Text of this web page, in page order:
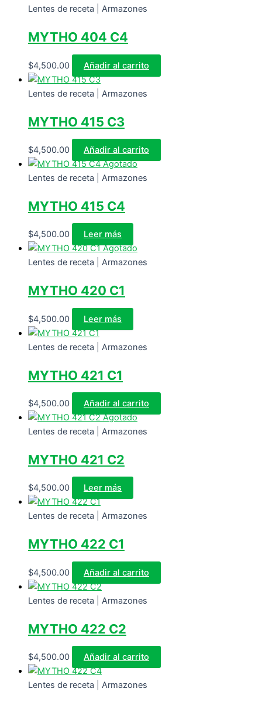
Lentes de receta | Armazones
MYTHO 404 C4
$4,500.00 Añadir al carrito
Lentes de receta | Armazones
MYTHO 415 C3
$4,500.00
Añadir al carrito
Agotado
Lentes de receta | Armazones
MYTHO 415 C4
$4,500.00
Leer más
Agotado
Lentes de receta | Armazones
MYTHO 420 C1
$4,500.00 Leer más
Lentes de receta | Armazones
MYTHO 421 C1
$4,500.00
Añadir al carrito
Agotado
Lentes de receta | Armazones
MYTHO 421 C2
$4,500.00 Leer más
Lentes de receta | Armazones
MYTHO 422 C1
$4,500.00 Añadir al carrito
Lentes de receta | Armazones
MYTHO 422 C2
$4,500.00 Añadir al carrito
Lentes de receta | Armazones